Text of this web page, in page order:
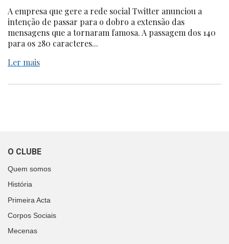
A empresa que gere a rede social Twitter anunciou a
intenção de passar para o dobro a extensão das
mensagens que a tornaram famosa. A passagem dos 140
para os 280 caracteres...
Ler mais
O CLUBE
Quem somos
História
Primeira Acta
Corpos Sociais
Mecenas